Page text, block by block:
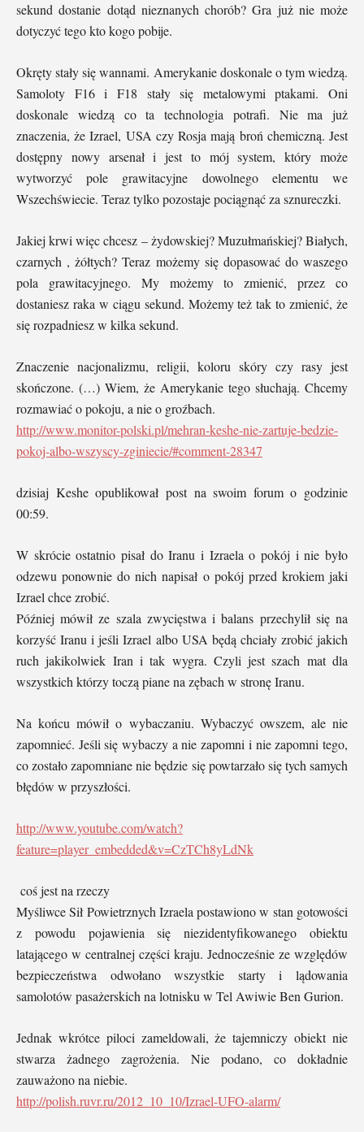
sekund dostanie dotąd nieznanych chorób? Gra już nie może
dotyczyć tego kto kogo pobije.
Okręty stały się wannami. Amerykanie doskonale o tym wiedzą.
Samoloty F16 i F18 stały się metalowymi ptakami. Oni
doskonale wiedzą co ta technologia potrafi. Nie ma już
znaczenia, że Izrael, USA czy Rosja mają broń chemiczną. Jest
dostępny nowy arsenał i jest to mój system, który może
wytworzyć pole grawitacyjne dowolnego elementu we
Wszechświecie. Teraz tylko pozostaje pociągnąć za sznureczki.
Jakiej krwi więc chcesz – żydowskiej? Muzułmańskiej? Białych,
czarnych , żółtych? Teraz możemy się dopasować do waszego
pola grawitacyjnego. My możemy to zmienić, przez co
dostaniesz raka w ciągu sekund. Możemy też tak to zmienić, że
się rozpadniesz w kilka sekund.
Znaczenie nacjonalizmu, religii, koloru skóry czy rasy jest
skończone. (…) Wiem, że Amerykanie tego słuchają. Chcemy
rozmawiać o pokoju, a nie o groźbach.
http://www.monitor-polski.pl/mehran-keshe-nie-zartuje-bedzie-
pokoj-albo-wszyscy-zginiecie/#comment-28347
dzisiaj Keshe opublikował post na swoim forum o godzinie
00:59.
W skrócie ostatnio pisał do Iranu i Izraela o pokój i nie było
odzewu ponownie do nich napisał o pokój przed krokiem jaki
Izrael chce zrobić.
Później mówił ze szala zwycięstwa i balans przechylił się na
korzyść Iranu i jeśli Izrael albo USA będą chciały zrobić jakich
ruch jakikolwiek Iran i tak wygra. Czyli jest szach mat dla
wszystkich którzy toczą piane na zębach w stronę Iranu.
Na końcu mówił o wybaczaniu. Wybaczyć owszem, ale nie
zapomnieć. Jeśli się wybaczy a nie zapomni i nie zapomni tego,
co zostało zapomniane nie będzie się powtarzało się tych samych
błędów w przyszłości.
http://www.youtube.com/watch?
feature=player_embedded&v=CzTCh8yLdNk
coś jest na rzeczy
Myśliwce Sił Powietrznych Izraela postawiono w stan gotowości
z powodu pojawienia się niezidentyfikowanego obiektu
latającego w centralnej części kraju. Jednocześnie ze względów
bezpieczeństwa odwołano wszystkie starty i lądowania
samolotów pasażerskich na lotnisku w Tel Awiwie Ben Gurion.
Jednak wkrótce piloci zameldowali, że tajemniczy obiekt nie
stwarza żadnego zagrożenia. Nie podano, co dokładnie
zauważono na niebie.
http://polish.ruvr.ru/2012_10_10/Izrael-UFO-alarm/